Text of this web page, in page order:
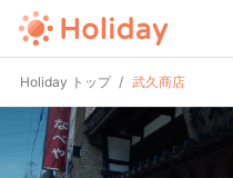
Holiday トップ 武久商店